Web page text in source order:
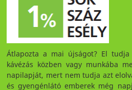
Átlapozta a mai újságot? El
kávézás közben vagy munkába
napilapját, mert nem tudja azt
és gyengénlátó emberek még